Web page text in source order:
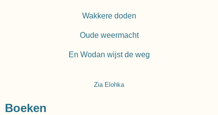
Wakkere doden
Oude weermacht
En Wodan wijst de weg
Zia Elohka
Boeken